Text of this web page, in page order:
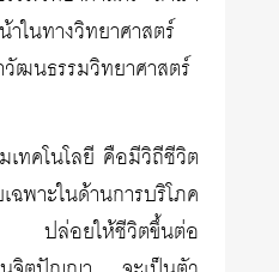
าในทางวิทยาศาสตร์
ฒนธรรมวิทยาศาสตร์
ทคโนโลยี คือมีวิถีชีวิต
พาะในด้านการบริโภค
ปล่อยให้ชีวิตขึ้นต่อ